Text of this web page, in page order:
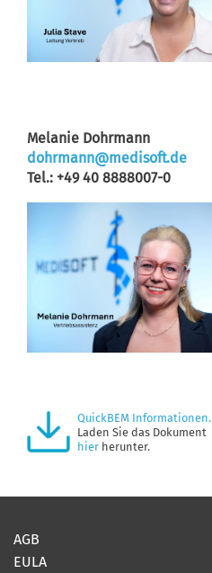
Melanie Dohrmann
dohrmann
medisoft de
Tel.: +49 40 8888007-0
QuickBEM Informationen.
Laden Sie das Dokument
hier herunter.
AGB
EULA